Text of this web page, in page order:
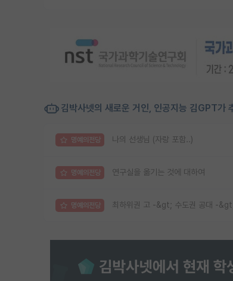
김박사넷의 새로운 거인, 인공지능 김GPT가
명예의전당 나의 선생님 (자랑 포함..)
명예의전당 연구실을 옮기는 것에 대하여
명예의전당 최하위권 고 -&gt; 수도권 공대 -